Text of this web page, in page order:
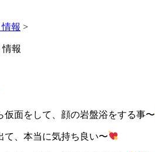
報 >
報
仮面をして、顔の岩盤浴をする事〜
て、本当に気持ち良い〜